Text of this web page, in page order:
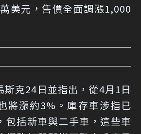
美元，售價全面調漲1,000
斯克24日並指出，從4月1日
將漲約3%。庫存車涉指已
包括新車與二手車，這些車